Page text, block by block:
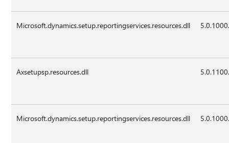
Microsoft.dynamics.setup.reportingservices.resources.dll
Axsetupsp.resources.dll
Microsoft.dynamics.setup.reportingservices.resources.dll